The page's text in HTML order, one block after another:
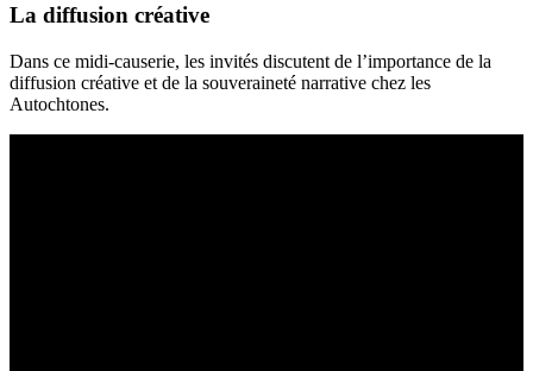
La diffusion créative
Dans ce midi-causerie, les invités discutent de l’importance de la
diffusion créative et de la souveraineté narrative chez les
Autochtones.